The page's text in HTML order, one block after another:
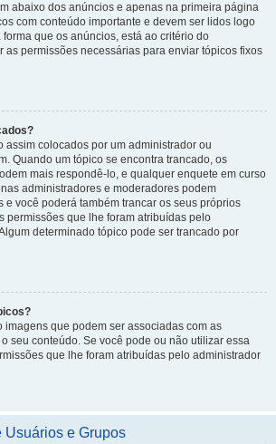
abaixo dos anúncios e apenas na primeira página
com conteúdo importante e devem ser lidos logo
que os anúncios, está ao critério do
as permissões necessárias para enviar tópicos fixos
assim colocados por um administrador ou
Quando um tópico se encontra trancado, os
mais respondê-lo, e qualquer enquete em curso
administradores e moderadores podem
e você poderá também trancar os seus próprios
permissões que lhe foram atribuídas pelo
determinado tópico pode ser trancado por
imagens que podem ser associadas com as
seu conteúdo. Se você pode ou não utilizar essa
que lhe foram atribuídas pelo administrador
Usuários e Grupos